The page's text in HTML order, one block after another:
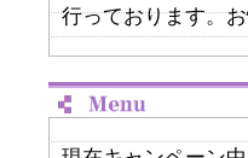
行っております。